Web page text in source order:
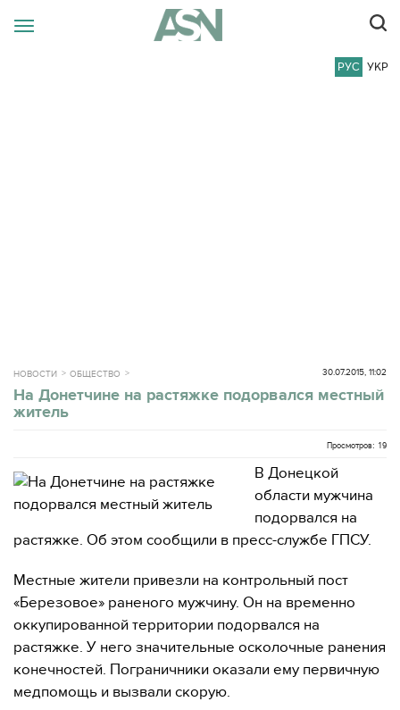
РУС УКР
НОВОСТИ ОБЩЕСТВО 30.07.2015, 11:02
На Донетчине на растяжке подорвался местный
житель
Просмотров: 19
В Донецкой
области мужчина
подорвался на
растяжке. Об этом сообщили в пресс-службе ГПСУ.
Местные жители привезли на контрольный пост
«Березовое» раненого мужчину. Он на временно
оккупированной территории подорвался на
растяжке. У него значительные осколочные ранения
конечностей. Пограничники оказали ему первичную
медпомощь и вызвали скорую.